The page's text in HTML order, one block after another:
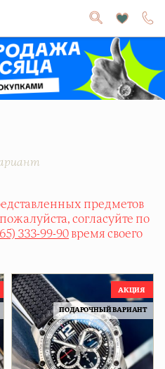
предметов
согласуйте по
333-99-90 время своего
ПОДАРОЧНЫЙ ВАРИАНТ